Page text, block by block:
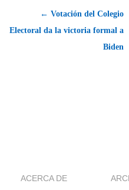
← Votación del Colegio
Electoral da la victoria formal a
Biden
ACERCA DE